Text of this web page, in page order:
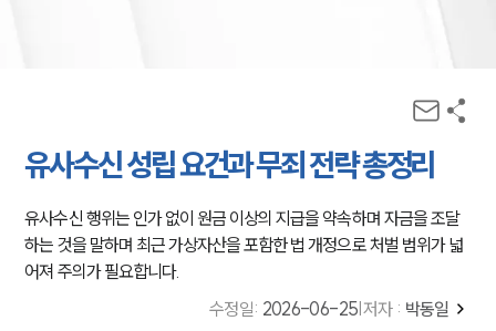
유사수신 성립 요건과 무죄 전략 총정리
유사수신 행위는 인가 없이 원금 이상의 지급을 약속하며 자금을 조달
하는 것을 말하며 최근 가상자산을 포함한 법 개정으로 처벌 범위가 넓
어져 주의가 필요합니다.
수정일: 2026-06-25 저자 : 박동일